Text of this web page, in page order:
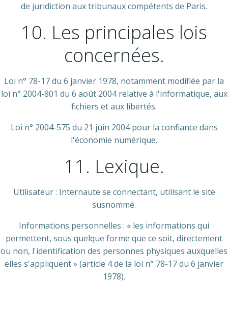
de juridiction aux tribunaux compétents de Paris.
10. Les principales lois
concernées.
Loi n° 78-17 du 6 janvier 1978, notamment modifiée par la
loi n° 2004-801 du 6 août 2004 relative à l'informatique, aux
fichiers et aux libertés.
Loi n° 2004-575 du 21 juin 2004 pour la confiance dans
l'économie numérique.
11. Lexique.
Utilisateur : Internaute se connectant, utilisant le site
susnommé.
Informations personnelles : « les informations qui
permettent, sous quelque forme que ce soit, directement
ou non, l'identification des personnes physiques auxquelles
elles s'appliquent » (article 4 de la loi n° 78-17 du 6 janvier
1978).